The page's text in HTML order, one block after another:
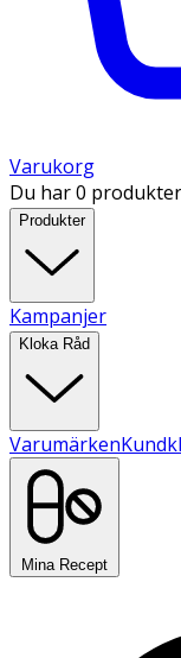
Varukorg
Du har 0
Produkter
Kampanjer
Kloka Råd
Varumärken
Mina Recept